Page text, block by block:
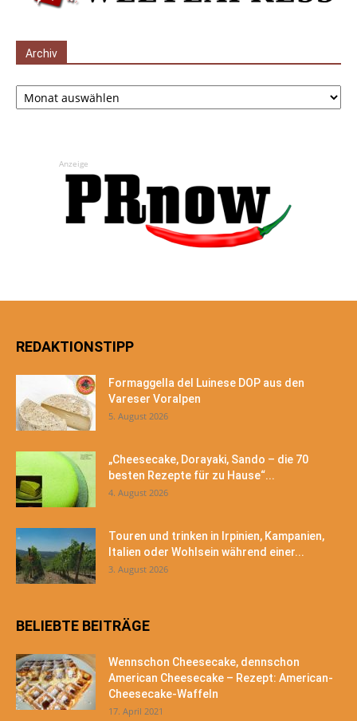
Archiv
Archiv
Anzeige
REDAKTIONSTIPP
Formaggella del Luinese DOP aus den
Vareser Voralpen
5. August 2026
„Cheesecake, Dorayaki, Sando – die 70
besten Rezepte für zu Hause“...
4. August 2026
Touren und trinken in Irpinien, Kampanien,
Italien oder Wohlsein während einer...
3. August 2026
BELIEBTE BEITRÄGE
Wennschon Cheesecake, dennschon
American Cheesecake – Rezept: American-
Cheesecake-Waffeln
17. April 2021